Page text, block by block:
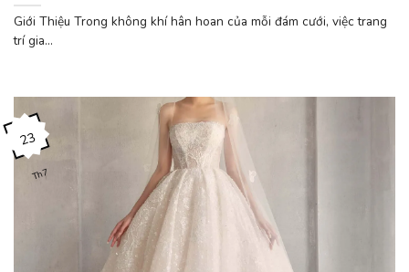
Giới Thiệu Trong không khí hân hoan của mỗi đám cưới, việc trang
trí gia...
23
Th7